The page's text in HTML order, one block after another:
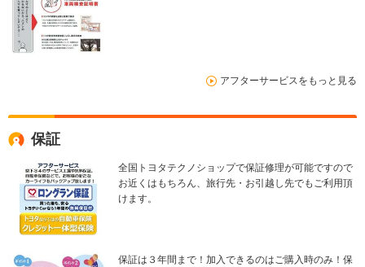
アフターサービスをもっと見る
保証
全国トヨタテクノショップで保証修理が可能ですので
お近くはもちろん、旅行先・お引越し先でもご利用頂
けます。
保証は３年間まで！加入できるのはご購入時のみ！保